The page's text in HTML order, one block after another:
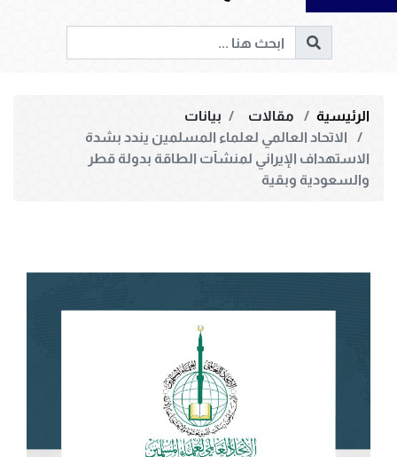
الرئيسية مقالات
بيانات
الاتحاد العالمي لعلماء المسلمين يندد بشدة
الاستهداف الإيراني لمنشآت الطاقة بدولة قطر
والسعودية وبقية